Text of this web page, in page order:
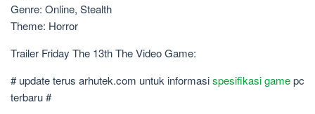
Genre: Online, Stealth
Theme: Horror
Trailer Friday The 13th The Video Game:
# update terus arhutek.com untuk informasispesifikasi gamepc
terbaru #